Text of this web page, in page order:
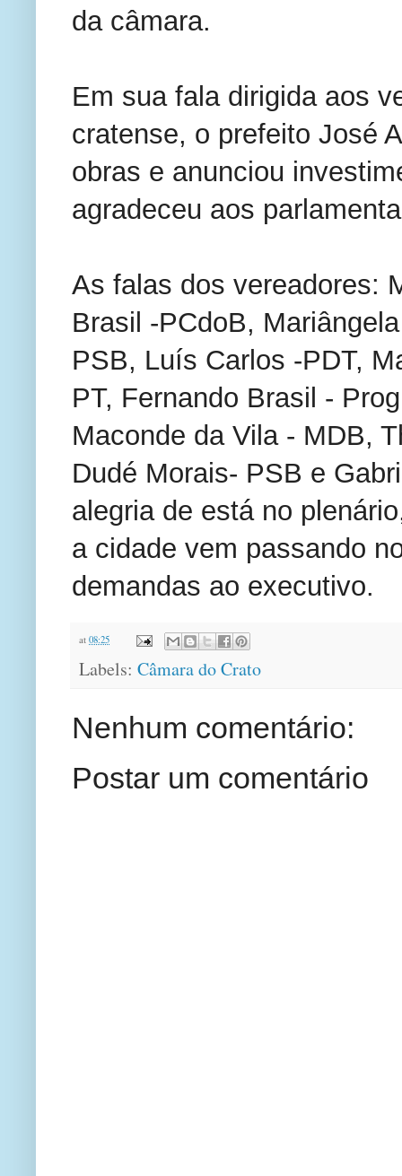
da câmara.
Em sua fala dirigida aos
cratense, o prefeito José
obras e anunciou
agradeceu aos
As falas dos vereadores:
Brasil -PCdoB,
PSB, Luís Carlos -PDT,
PT, Fernando Brasil -
Maconde da Vila - MDB,
Dudé Morais- PSB e
alegria de está no
a cidade vem passando
demandas ao executivo.
at 08:25
Labels: Câmara do Crato
Nenhum comentário:
Postar um comentário